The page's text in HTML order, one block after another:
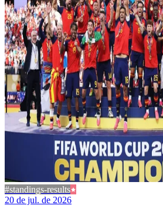
#standings-results
20 de jul. de 2026